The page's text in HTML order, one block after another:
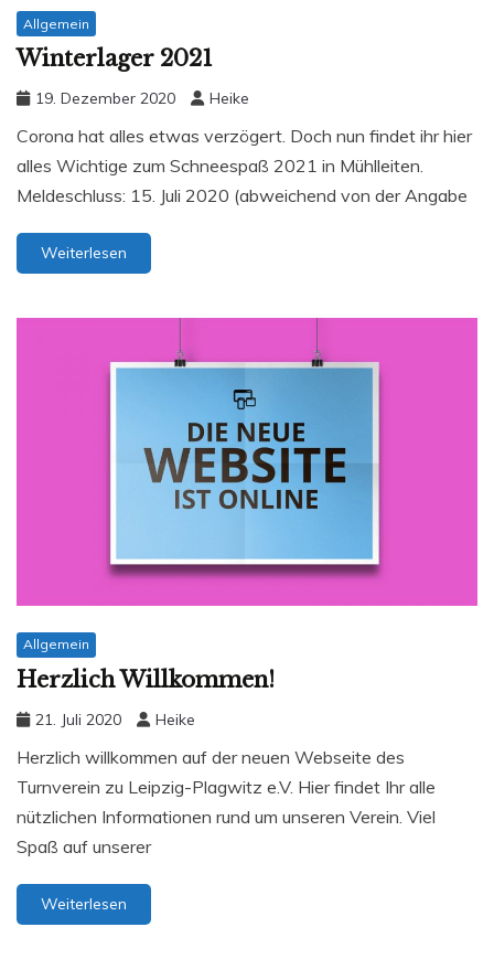
Allgemein
Winterlager 2021
19. Dezember 2020 Heike
Corona hat alles etwas verzögert. Doch nun findet ihr hier
alles Wichtige zum Schneespaß 2021 in Mühlleiten.
Meldeschluss: 15. Juli 2020 (abweichend von der Angabe
Weiterlesen
Allgemein
Herzlich Willkommen!
21. Juli 2020 Heike
Herzlich willkommen auf der neuen Webseite des
Turnverein zu Leipzig-Plagwitz e.V. Hier findet Ihr alle
nützlichen Informationen rund um unseren Verein. Viel
Spaß auf unserer
Weiterlesen